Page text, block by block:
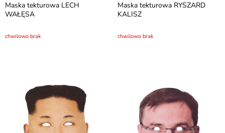
Maska tekturowa LECH
WAŁĘSA
chwilowo brak
Maska tekturowa RYSZARD
KALISZ
chwilowo brak